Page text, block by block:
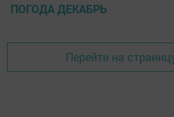
ПОГОДА ДЕКАБРЬ
Перейти на